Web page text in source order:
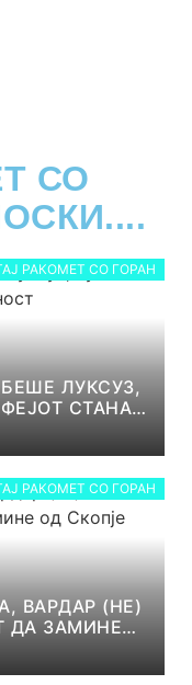
СО
РАКОМЕТ СО ГОРАН
ЛУКСУЗ,
СТАНА
РАКОМЕТ СО ГОРАН
ВАРДАР (НЕ)
ДА ЗАМИНЕ